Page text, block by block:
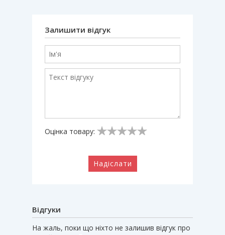
Залишити відгук
Оцінка товару:
Надіслати
Відгуки
На жаль, поки що ніхто не залишив відгук про